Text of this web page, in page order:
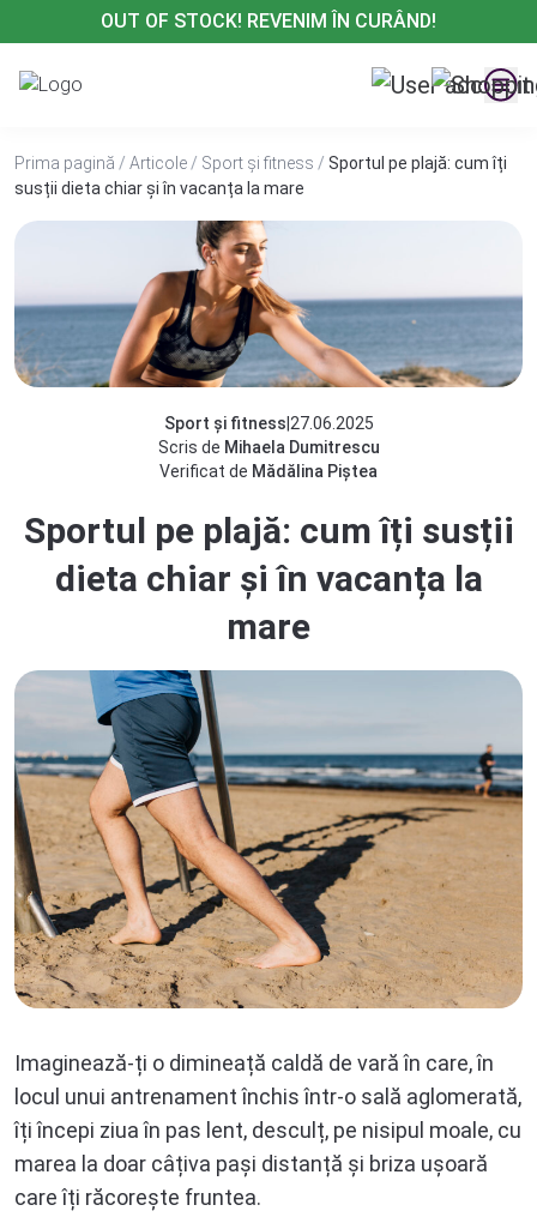
la
conținut
OUT OF STOCK! REVENIM ÎN CURÂND!
Prima pagină / Articole / Sport și fitness / Sportul pe plajă: cum îți
susții dieta chiar și în vacanța la mare
Sport și fitness 27.06.2025
Scris de Mihaela Dumitrescu
Verificat de Mădălina Piștea
Sportul pe plajă: cum îți susții
dieta chiar și în vacanța la
mare
Imaginează-ți o dimineață caldă de vară în care, în
locul unui antrenament închis într-o sală aglomerată,
îți începi ziua în pas lent, desculț, pe nisipul moale, cu
marea la doar câțiva pași distanță și briza ușoară
care îți răcorește fruntea.